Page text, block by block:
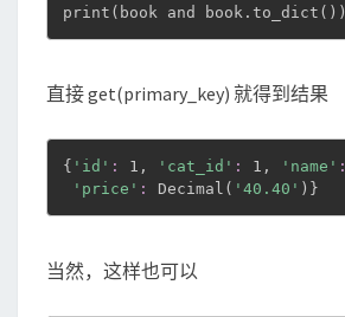
print ( book and book.to_dict ( ))
直接 get(primary_key) 就得到结果
{ 'id' : 1, 'cat_id' : 1, 'name' :
'price' : Decimal ( '40.40' ) }
当然，这样也可以